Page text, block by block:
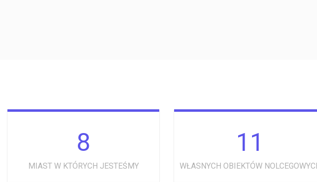
8
MIAST W KTÓRYCH JESTEŚMY
11
WŁASNYCH OBIEKTÓW